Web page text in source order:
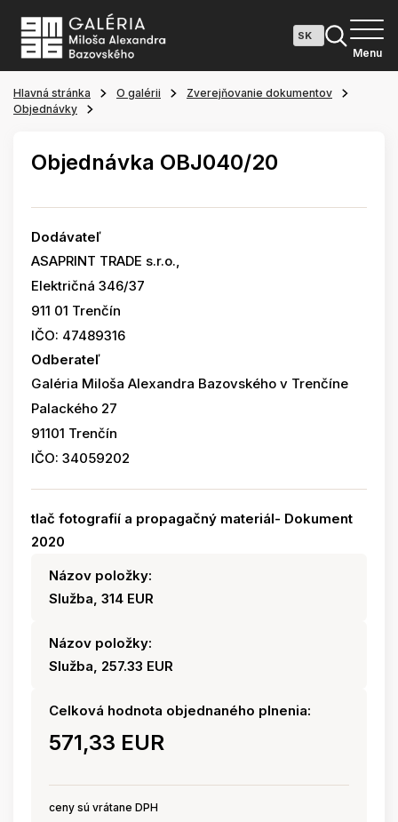
Menu
Hlavná stránka O galérii
Zverejňovanie dokumentov
Objednávky
Objednávka OBJ040/20
Dodávateľ
ASAPRINT TRADE s.r.o.,
Električná 346/37
911 01 Trenčín
IČO: 47489316
Odberateľ
Galéria Miloša Alexandra Bazovského v Trenčíne
Palackého 27
91101 Trenčín
IČO: 34059202
tlač fotografií a propagačný materiál- Dokument
2020
Názov položky:
Služba, 314 EUR
Názov položky:
Služba, 257.33 EUR
Celková hodnota objednaného plnenia:
571,33 EUR
ceny sú vrátane DPH